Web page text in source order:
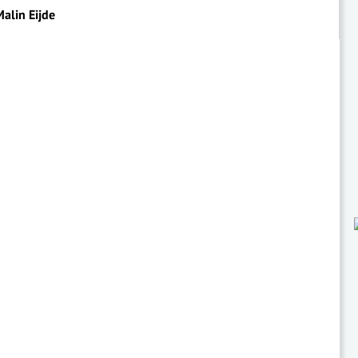
Eijde